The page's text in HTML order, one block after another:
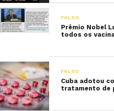
FALSO
Prêmio Nobel
todos os
FALSO
Cuba adotou
tratamento de